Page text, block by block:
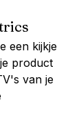
een kijkje
product
van je